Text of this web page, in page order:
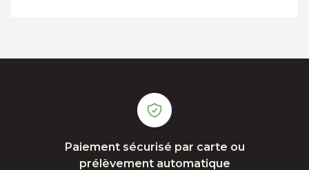
Paiement sécurisé par carte ou
prélèvement automatique